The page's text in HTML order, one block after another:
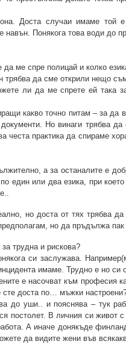
Доста случаи имаме той
навън. Понякога това води до
да ме спре полицай и колко
трябва да сме открили нещо
ли да ме спрете ей така
какво точно питам – за да
Но винаги трябва
честа практика да спираме
а за останалите е
един или два езика, при
но доста от тях трябва да
но да пръдължа пак
трудна и рискова?
си заслужава.
имаме. Трудно е но си
е насочват към професия
доста по… мъжки
до уши.. и пояснява – тук
постолет. В личния си живот
А иначе донякъде
да видите жени във